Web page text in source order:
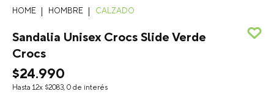
HOMBRE CALZADO
Sandalia Unisex Crocs Slide Verde
Crocs
$24.990
Hasta 12x $2083, 0 de interés